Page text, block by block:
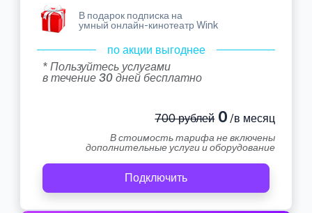
В подарок подписка на
умный онлайн-кинотеатр Wink
по акции выгоднее
* Пользуйтесь услугами
в течение 30 дней бесплатно
700 рублей0 /в месяц
В стоимость тарифа не включены
дополнительные услуги и оборудование
Подключить